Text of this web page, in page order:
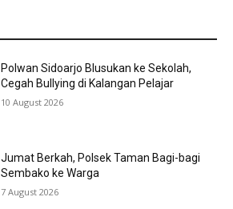
Polwan Sidoarjo Blusukan ke Sekolah,
Cegah Bullying di Kalangan Pelajar
10 August 2026
Jumat Berkah, Polsek Taman Bagi-bagi
Sembako ke Warga
7 August 2026